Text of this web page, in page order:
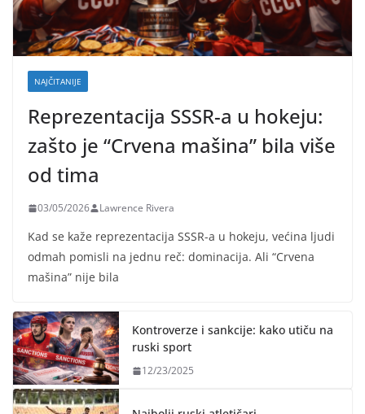
NAJČITANIJE
Reprezentacija SSSR-a u hokeju:
zašto je “Crvena mašina” bila više
od tima
03/05/2026 Lawrence Rivera
Kad se kaže reprezentacija SSSR-a u hokeju, većina ljudi
odmah pomisli na jednu reč: dominacija. Ali “Crvena
mašina” nije bila
Kontroverze i sankcije: kako utiču na
ruski sport
12/23/2025